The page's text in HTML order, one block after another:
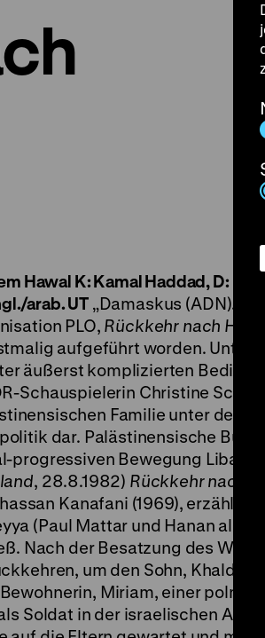
Hawal K: Kamal Haddad, D:
arab. UT„Damaskus (ADN). Der
PLO, Rückkehr nach Haifa
aufgeführt worden. Unter
äußerst komplizierten
Schauspielerin Christine Schorn
Familie unter den
dar. Palästinensische
Bewegung
, 28.8.1982) Rückkehr nach
Kanafani (1969), erzählt
(Paul Mattar und Hanan al Haj
Nach der Besatzung des
um den Sohn, Khaldun,
Miriam, einer
Soldat in der israelischen